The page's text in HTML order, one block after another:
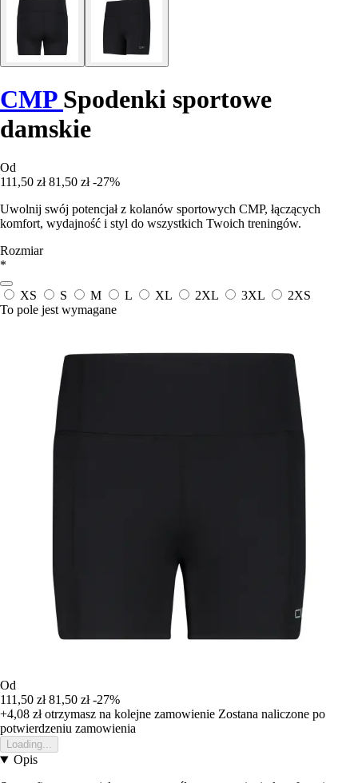
CMP Spodenki sportowe
damskie
Od
111,50 zł 81,50 zł -27%
Uwolnij swój potencjał z kolanów sportowych CMP, łączących
komfort, wydajność i styl do wszystkich Twoich treningów.
Rozmiar
*
XS S M L XL 2XL 3XL
2XS
To pole jest wymagane
Od
111,50 zł 81,50 zł -27%
+4,08 złotrzymasz na kolejne zamowienie Zostana naliczone po
potwierdzeniu zamowienia
Loading...
Opis